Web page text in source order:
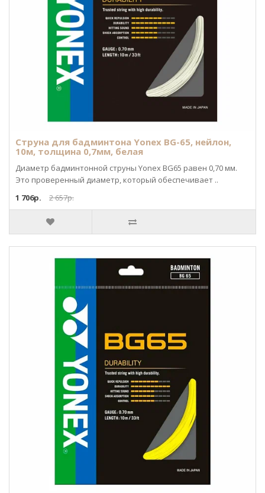
Струна для бадминтона Yonex BG-65, нейлон,
10м, толщина 0,7мм, белая
Диаметр бадминтонной струны Yonex BG65 равен 0,70 мм.
Это проверенный диаметр, который обеспечивает ..
1 706р.
2 657р.